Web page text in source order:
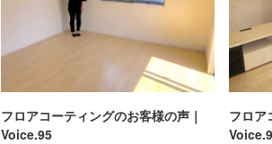
フロアコーティングのお客様の声｜
Voice.95
フロア